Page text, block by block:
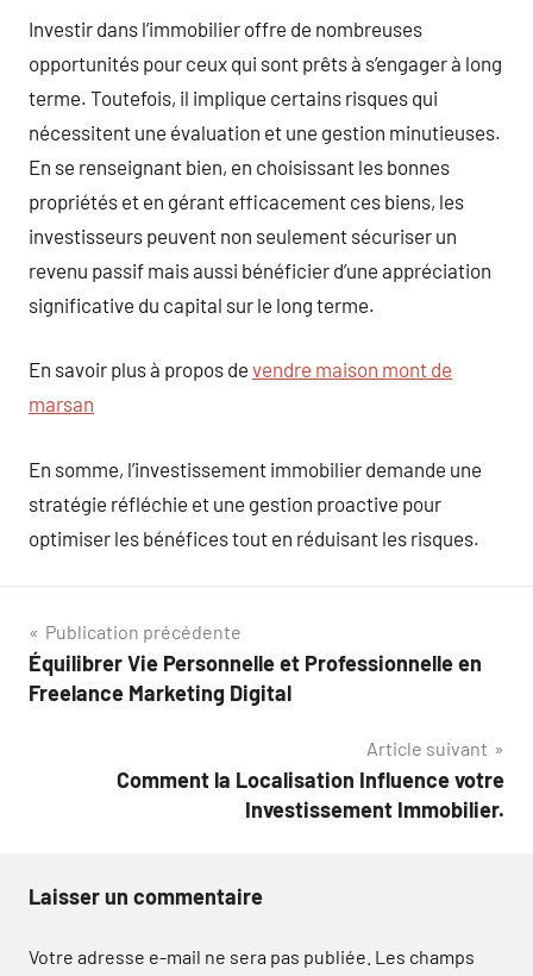
Investir dans l’immobilier offre de nombreuses
opportunités pour ceux qui sont prêts à s’engager à long
terme. Toutefois, il implique certains risques qui
nécessitent une évaluation et une gestion minutieuses.
En se renseignant bien, en choisissant les bonnes
propriétés et en gérant efficacement ces biens, les
investisseurs peuvent non seulement sécuriser un
revenu passif mais aussi bénéficier d’une appréciation
significative du capital sur le long terme.
En savoir plus à propos de vendre maison mont de
marsan
En somme, l’investissement immobilier demande une
stratégie réfléchie et une gestion proactive pour
optimiser les bénéfices tout en réduisant les risques.
Navigation
de
Publication précédente
Équilibrer Vie Personnelle et Professionnelle en
Freelance Marketing Digital
Article suivant
Comment la Localisation Influence votre
Investissement Immobilier.
Laisser un commentaire
Votre adresse e-mail ne sera pas publiée. Les champs